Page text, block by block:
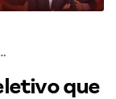
que oferece salário de R$ 5,6 mil!
que